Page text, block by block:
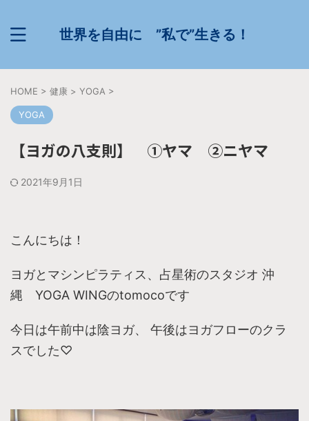
世界を自由に ”私で”生きる！
HOME > 健康 > YOGA >
YOGA
【ヨガの八支則】 ①ヤマ ②ニヤマ
2021年9月1日
こんにちは！
ヨガとマシンピラティス、占星術のスタジオ 沖
縄 YOGA WINGのtomocoです
今日は午前中は陰ヨガ、 午後はヨガフローのクラ
スでした♡